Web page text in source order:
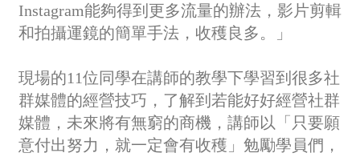
Instagram能夠得到更多流量的辦法，影片剪輯
和拍攝運鏡的簡單手法，收穫良多。」
現場的11位同學在講師的教學下學習到很多社
群媒體的經營技巧，了解到若能好好經營社群
媒體，未來將有無窮的商機，講師以「只要願
意付出努力，就一定會有收穫」勉勵學員們，